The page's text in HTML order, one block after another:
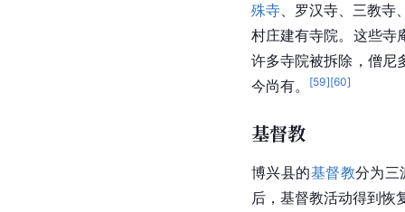
殊寺、罗汉寺、三教寺
村庄建有寺院。这些寺
许多寺院被拆除，僧尼
今尚有。
[59][60]
基督教
博兴县的基督教分为三
后，基督教活动得到恢